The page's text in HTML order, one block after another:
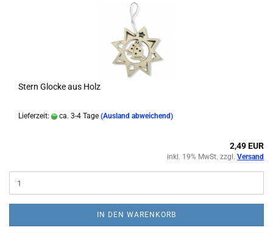
Stern Glocke aus Holz
Lieferzeit: ca. 3-4 Tage (Ausland abweichend)
2,49 EUR
inkl. 19% MwSt. zzgl. Versand
IN DEN WARENKORB